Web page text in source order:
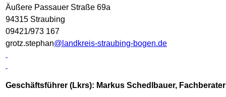
Äußere Passauer Straße 69a
94315 Straubing
09421/973 167
grotz.stephan@landkreis-straubing-bogen.de
Geschäftsführer (Lkrs): Markus Schedlbauer,